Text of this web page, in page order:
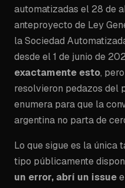
automatizadas el 28 de
anteproyecto de Ley
laSociedad
desde el 1 de junio de
exactamente esto,
resolvieron pedazos del
enumera para que la
argentina no parta de
Lo que sigue es la única
tipo públicamente
un error, abrí un issue